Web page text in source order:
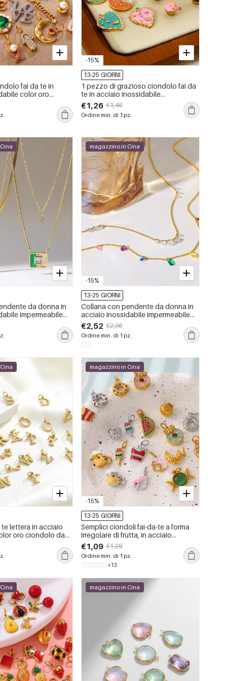
fai da te in
color oro
-15%
13-25 GIORNI
1 pezzo di grazioso ciondolo fai da
te in acciaio inossidabile
impermeabile color oro
€1,26 €1,48
Ordine min. di 1 pz.
da donna in
impermeabile
-15%
magazzino in Cina
13-25 GIORNI
Collana con pendente da donna in
acciaio inossidabile impermeabile
color oro con zirconi
€2,52 €2,96
Ordine min. di 1 pz.
lettera in acciaio
oro ciondolo da
-15%
magazzino in Cina
13-25 GIORNI
Semplici ciondoli fai-da-te a forma
irregolare di frutta, in acciaio
inossidabile impermeabile color oro
con strass.
€1,09 €1,28
Ordine min. di 1 pz.
+13
magazzino in Cina